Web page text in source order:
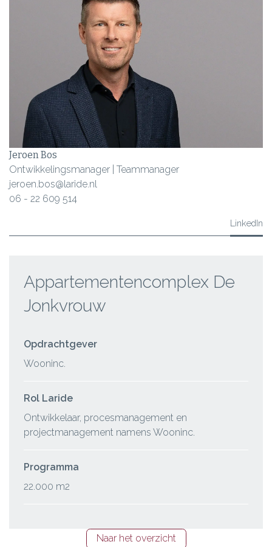
Jeroen Bos
Ontwikkelingsmanager | Teammanager
jeroen.bos@laride.nl
06 - 22 609 514
LinkedIn
Appartementencomplex De
Jonkvrouw
Opdrachtgever
Wooninc.
Rol Laride
Ontwikkelaar, procesmanagement en
projectmanagement namens Wooninc.
Programma
22.000 m2
Naar het overzicht